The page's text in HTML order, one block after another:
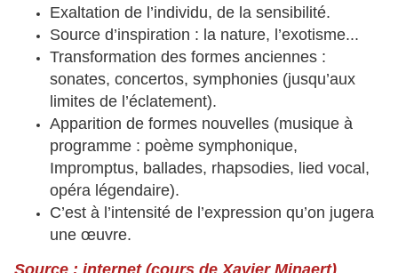
Exaltation de l’individu, de la sensibilité.
Source d’inspiration : la nature, l’exotisme...
Transformation des formes anciennes :
sonates, concertos, symphonies (jusqu’aux
limites de l’éclatement).
Apparition de formes nouvelles (musique à
programme : poème symphonique,
Impromptus, ballades, rhapsodies, lied vocal,
opéra légendaire).
C’est à l’intensité de l’expression qu’on jugera
une œuvre.
Source : internet (cours de Xavier Minaert)